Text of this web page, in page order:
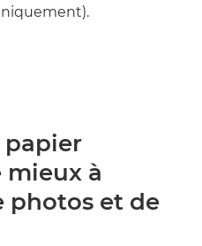
papier
à
photos et de